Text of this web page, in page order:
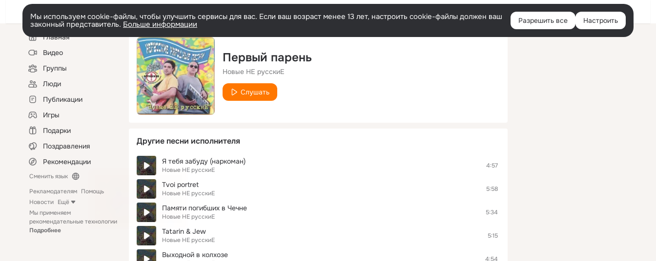
Войти
Мы используем cookie-файлы, чтобы улучшить сервисы для вас. Если ваш возраст менее 13 лет, настроить cookie-файлы должен ваш
законный представитель. Больше информации Разрешить все Настроить
Левая
колонкаГлавная
Видео
Группы
Люди
Публикации
Игры
Подарки
Поздравления
Рекомендации
Сменить язык
Рекламодателям Помощь
Новости Ещё
Мы применяем
рекомендательные технологии
Подробнее
Первый парень
Новые НЕ русскиЕ
Слушать
Другие песни исполнителя
Я тебя забуду (наркоман)
Новые НЕ русскиЕ
4:57
Tvoi portret
Новые НЕ русскиЕ
5:58
Памяти погибших в Чечне
Новые НЕ русскиЕ
5:34
Tatarin & Jew
Новые НЕ русскиЕ
5:15
Выходной в колхозе 4:54